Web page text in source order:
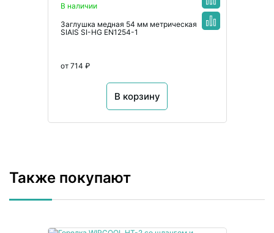
В наличии
Заглушка медная 54 мм метрическая
SIAIS SI-HG EN1254-1
от 714 ₽
В корзину
Также покупают